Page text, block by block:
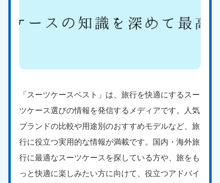
「スーツケースベスト」は、旅行を快適にするスー
ツケース選びの情報を発信するメディアです。人気
ブランドの比較や用途別のおすすめモデルなど、旅
行に役立つ実用的な情報が満載です。国内・海外旅
行に最適なスーツケースを探している方や、旅をも
っと快適に楽しみたい方に向けて、役立つアドバイ